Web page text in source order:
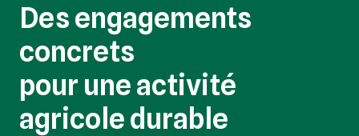
Des engagements
concrets
pour une activité
agricole durable